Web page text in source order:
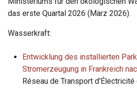
das erste Quartal 2026 (März 2026).
Wasserkraft:
Entwicklung des installierten
Stromerzeugung in Frankreich
Réseau de Transport d'Électricité